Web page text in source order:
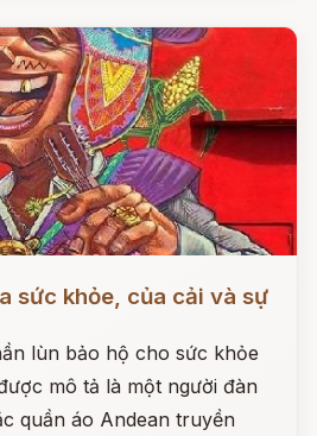
sức khỏe, của cải và sự
lùn bảo hộ cho sức khỏe
mô tả là một người đàn
quần áo Andean truyền